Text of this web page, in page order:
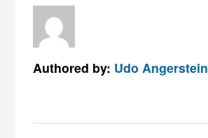
Authored by: Udo Angerstein